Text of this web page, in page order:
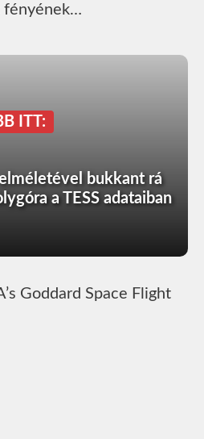
fényének…
ITT:
bukkant rá
a TESS adataiban
Goddard Space Flight